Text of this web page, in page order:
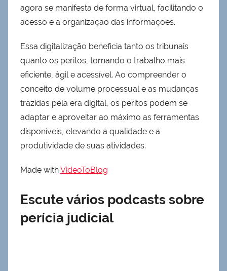
agora se manifesta de forma virtual, facilitando o
acesso e a organização das informações.
Essa digitalização beneficia tanto os tribunais
quanto os peritos, tornando o trabalho mais
eficiente, ágil e acessível. Ao compreender o
conceito de volume processual e as mudanças
trazidas pela era digital, os peritos podem se
adaptar e aproveitar ao máximo as ferramentas
disponíveis, elevando a qualidade e a
produtividade de suas atividades.
Made withVideoToBlog
Escute vários podcasts sobre
perícia judicial